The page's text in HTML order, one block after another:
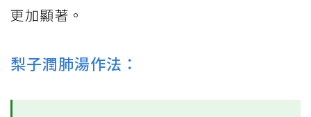
更加顯著。
梨子潤肺湯作法：